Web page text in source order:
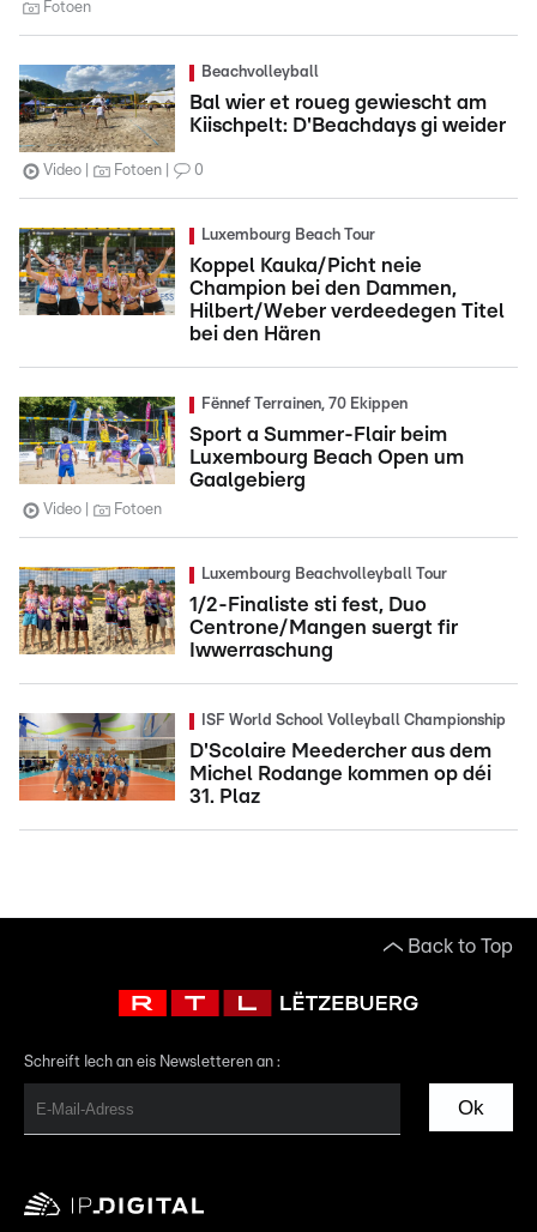
Fotoen
Beachvolleyball
Bal wier et roueg gewiescht am
Kiischpelt: D'Beachdays gi weider
Video Fotoen 0
Luxembourg Beach Tour
Koppel Kauka/Picht neie
Champion bei den Dammen,
Hilbert/Weber verdeedegen Titel
bei den Hären
Fënnef Terrainen, 70 Ekippen
Sport a Summer-Flair beim
Luxembourg Beach Open um
Gaalgebierg
Video Fotoen
Luxembourg Beachvolleyball Tour
1/2-Finaliste sti fest, Duo
Centrone/Mangen suergt fir
Iwwerraschung
ISF World School Volleyball Championship
D'Scolaire Meedercher aus dem
Michel Rodange kommen op déi
31. Plaz
Back to Top
Schreift Iech an eis Newsletteren an :
Ok